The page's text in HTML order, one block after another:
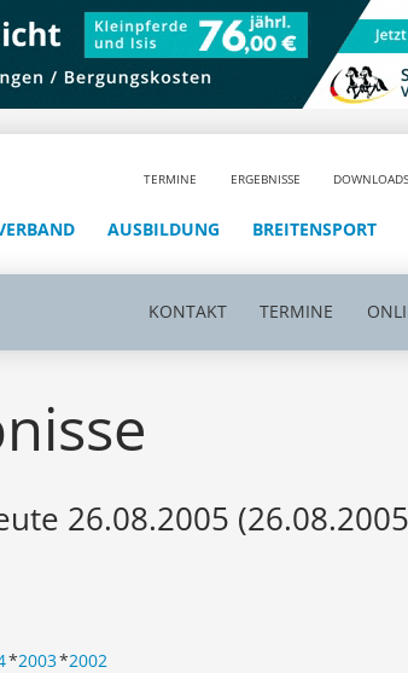
TERMINE ERGEBNISSE DOWNLOADS
AUSBILDUNG BREITENSPORT
KONTAKT TERMINE
26.08.2005
*2003*2002